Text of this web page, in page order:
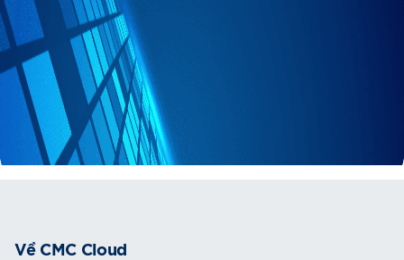
Về CMC Cloud